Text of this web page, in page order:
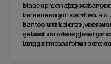
binnen, hun laptops
hun armen en zuchtten als
aan de uren die ze
zouden doorbrengen, hun
vastgelijmd aan hun
Maar op een dag was er
verandering in de wind.
Kantoorartikelen.nl,
gebied van
langs en transformeerde